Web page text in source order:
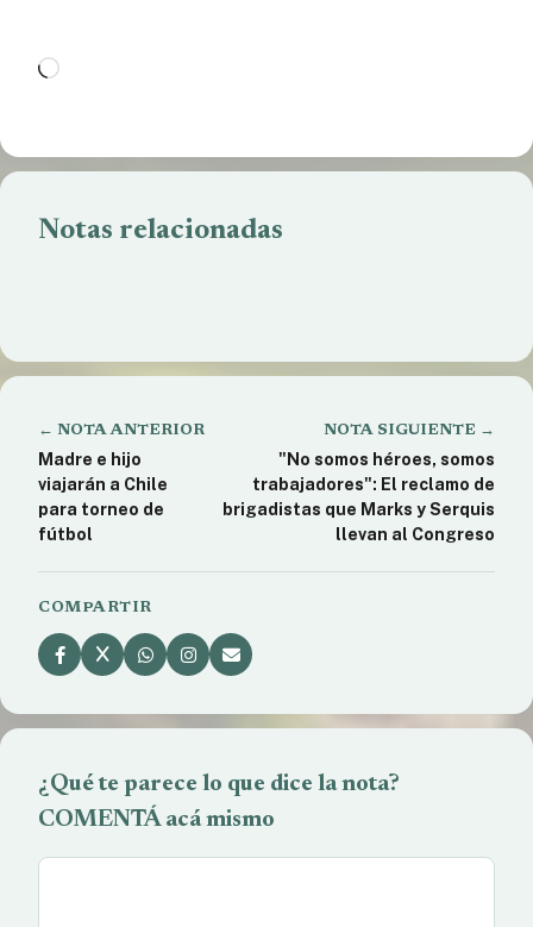
Cargando...
Notas relacionadas
← NOTA ANTERIOR
Madre e hijo
viajarán a Chile
para torneo de
fútbol
NOTA SIGUIENTE →
"No somos héroes, somos
trabajadores": El reclamo de
brigadistas que Marks y Serquis
llevan al Congreso
COMPARTIR
¿Qué te parece lo que dice la nota?
COMENTÁ acá mismo